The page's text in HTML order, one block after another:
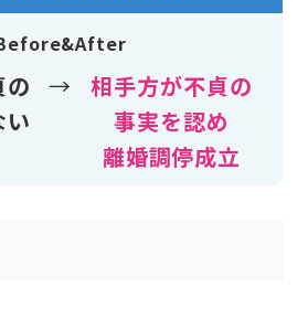
→
相手方が不貞の
事実を認め
離婚調停成立